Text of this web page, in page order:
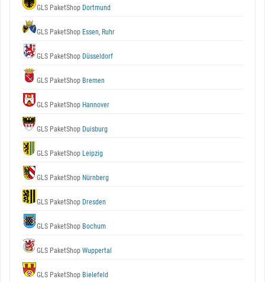
GLS PaketShop Dortmund
GLS PaketShop Essen, Ruhr
GLS PaketShop Düsseldorf
GLS PaketShop Bremen
GLS PaketShop Hannover
GLS PaketShop Duisburg
GLS PaketShop Leipzig
GLS PaketShop Nürnberg
GLS PaketShop Dresden
GLS PaketShop Bochum
GLS PaketShop Wuppertal
GLS PaketShop Bielefeld